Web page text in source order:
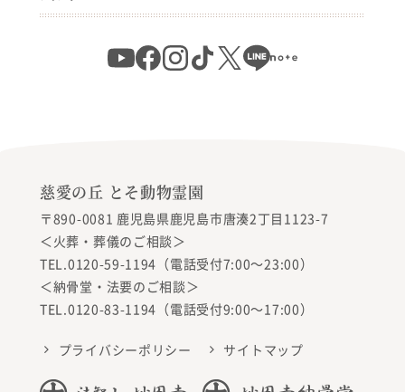
慈愛の丘 とそ動物霊園
〒890-0081 鹿児島県鹿児島市唐湊2丁目1123-7
＜火葬・葬儀のご相談＞
TEL.0120-59-1194（電話受付7:00〜23:00）
＜納骨堂・法要のご相談＞
TEL.0120-83-1194（電話受付9:00〜17:00）
プライバシーポリシー サイトマップ